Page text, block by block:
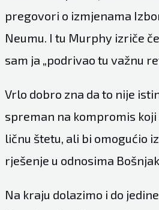
pregovori o izmjenama
Neumu. I tu Murphy izriče
sam ja „podrivao tu važnu
Vrlo dobro zna da to nije
spreman na kompromis koji
ličnu štetu, ali bi omogućio
rješenje u odnosima
Na kraju dolazimo i do